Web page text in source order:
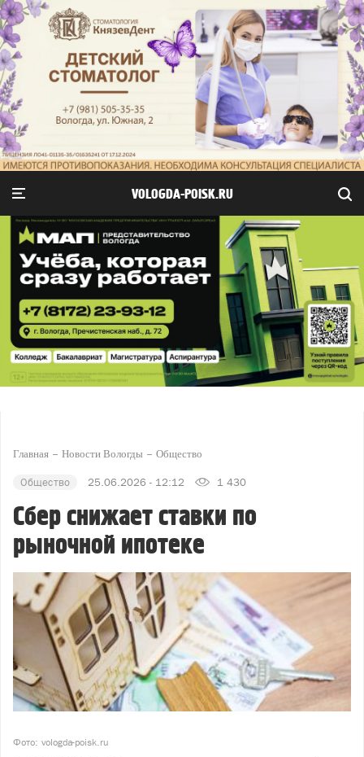
VOLOGDA-POISK.RU
Главная Новости Вологды Общество
Общество 25.06.2026 - 12:12 1 430
Сбер снижает ставки по
рыночной ипотеке
Фото: vologda-poisk.ru